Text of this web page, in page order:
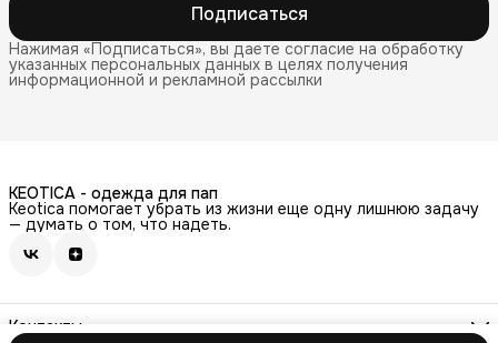
Подписаться
Нажимая «Подписаться», вы даете согласие на обработку
указанных персональных данных в целях получения
информационной и рекламной рассылки
KEOTICA - одежда для пап
Keotica помогает убрать из жизни еще одну лишнюю задачу
— думать о том, что надеть.
Контакты